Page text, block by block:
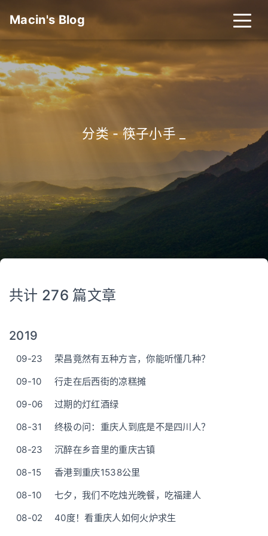
Macin's Blog
分类 - 筷子小手_
共计 276 篇文章
2019
09-23
荣昌竟然有五种方言，你能听懂几种？
09-10
行走在后西街的凉糕摊
09-06
过期的灯红酒绿
08-31
终极の问：重庆人到底是不是四川人？
08-23
沉醉在乡音里的重庆古镇
08-15
香港到重庆1538公里
08-10
七夕，我们不吃烛光晚餐，吃福建人
08-02
40度！看重庆人如何火炉求生